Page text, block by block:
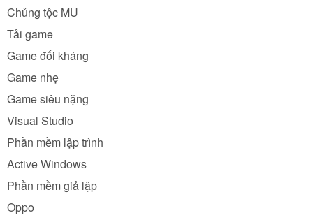
Chủng tộc MU
Tải game
Game đối kháng
Game nhẹ
Game siêu nặng
Visual Studio
Phần mềm lập trình
Active Windows
Phần mềm giả lập
Oppo